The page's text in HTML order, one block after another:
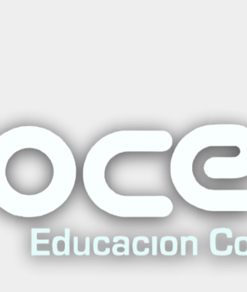
Agregar a la lista de
Mostrar stock de
DESCRIPCIÓN
Revisa el Programa del